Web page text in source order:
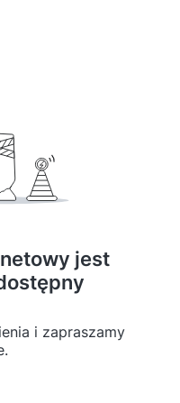
jest
i zapraszamy